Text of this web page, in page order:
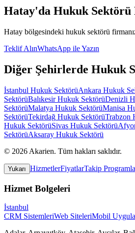
Hatay'da Hukuk Sektörü
Hatay bölgesindeki hukuk sektörü
Teklif AlınWhatsApp ile Yazın
Diğer Şehirlerde Hukuk
İstanbul Hukuk SektörüAnkara Hukuk
SektörüBalıkesir Hukuk SektörüDenizli
SektörüMalatya Hukuk SektörüManisa
SektörüTekirdağ Hukuk SektörüTrabzon
Hukuk SektörüSivas Hukuk Sektörü
SektörüAksaray Hukuk Sektörü
© 2026 Akarien. Tüm hakları saklıdır.
Yukarı HizmetlerFiyatlarTakip
Hizmet Bolgeleri
İstanbul
CRM SistemleriWeb SiteleriMobil